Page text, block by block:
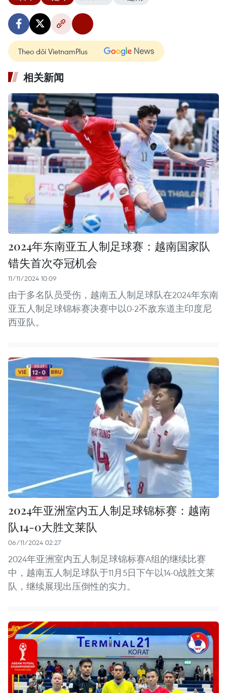
Theo dõi VietnamPlus
相关新闻
2024年东南亚五人制足球赛：越南国家队
错失首次夺冠机会
11/11/2024 10:09
由于多名队员受伤，越南五人制足球队在2024年东南
亚五人制足球锦标赛决赛中以0-2不敌东道主印度尼
西亚队。
2024年亚洲室内五人制足球锦标赛：越南
队14-0大胜文莱队
06/11/2024 02:27
2024年亚洲室内五人制足球锦标赛A组的继续比赛
中，越南五人制足球队于11月5日下午以14-0战胜文莱
队，继续展现出压倒性的实力。